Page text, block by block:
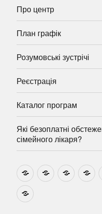
Про центр
План графік
Розумовські зустрічі
Реєстрація
Каталог програм
Які безоплатні
сімейного лікаря?
НовиниНавчально-
методичні
Ми
на
Які
безоплатні